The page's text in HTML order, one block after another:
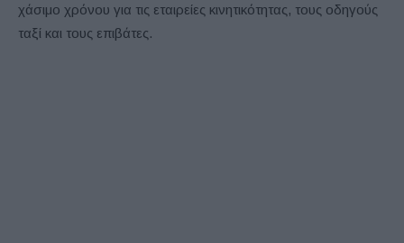
χάσιμο χρόνου για τις εταιρείες κινητικότητας, τους οδηγούς
ταξί και τους επιβάτες.